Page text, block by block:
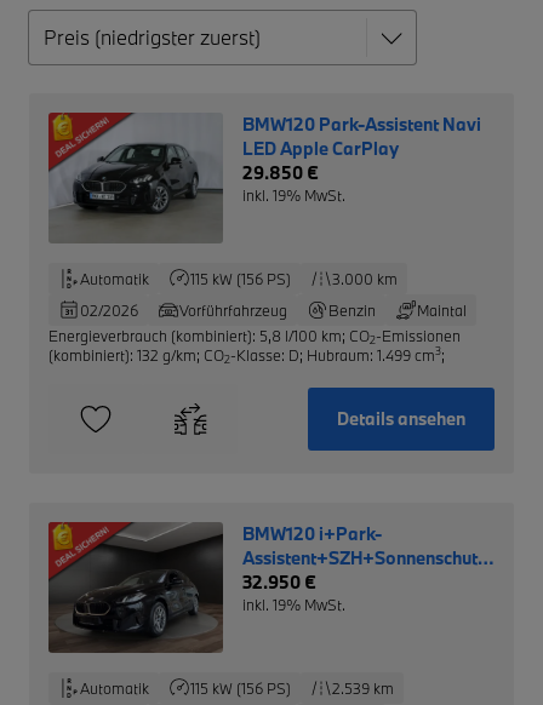
BMW120 Park-Assistent Navi
LED Apple CarPlay
29.850 €
inkl. 19% MwSt.
Automatik 115 kW (156 PS)
3.000 km
02/2026
Vorführfahrzeug Benzin
Maintal
Energieverbrauch (kombiniert): 5,8 l/100 km; CO2-Emissionen
(kombiniert): 132 g/km; CO2-Klasse: D; Hubraum: 1.499 cm3;
Details ansehen
BMW120 i+Park-
NP: 39.950,- €
32.950 €
inkl. 19% MwSt.
Automatik 115 kW (156 PS)
2.539 km